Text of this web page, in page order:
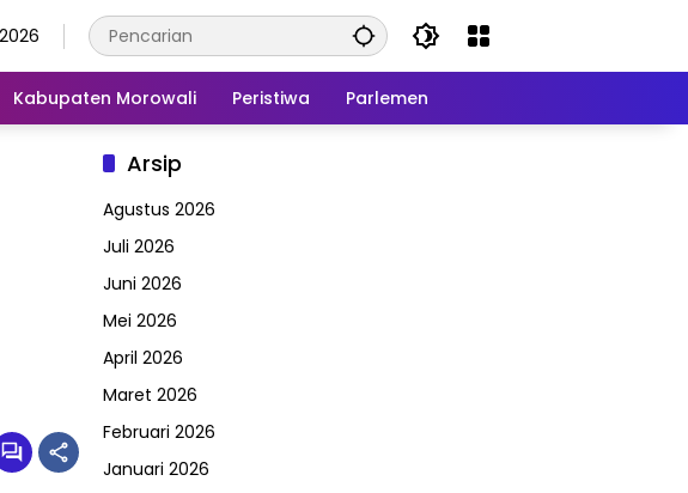
Kabupaten Morowali Peristiwa Parlemen
Arsip
Agustus 2026
Juli 2026
Juni 2026
Mei 2026
April 2026
Maret 2026
Februari 2026
Januari 2026